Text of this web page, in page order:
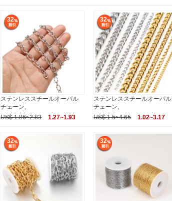
32
ステンレススチールオーバル
チェーン,
US$ 1.86~2.83
1.27~1.93
32
ステンレススチールオーバル
チェーン,
US$ 1.5~4.65
1.02~3.17
32 32